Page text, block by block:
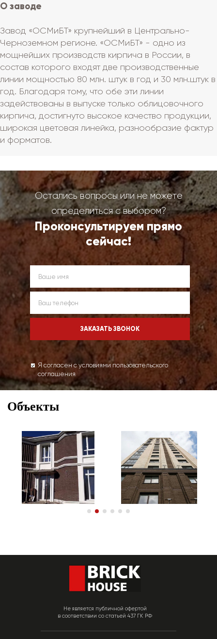
О заводе
Завод «ОСМиБТ» крупнейший в Центрально-
Черноземном регионе. «ОСМиБТ» - одно из
мощнейших производств кирпича в России, в
состав которого входят две производственные
линии мощностью 80 млн. штук в год и 30 млн.штук в
год. Благодаря тому, что обе эти линии
задействованы в выпуске только облицовочного
кирпича, достигнуто высокое качество продукции,
широкая цветовая линейка, разнообразие фактур
и форматов.
Остались вопросы или не можете
определиться с выбором?
Проконсультируем прямо
сейчас!
Я согласен с условиями пользовательского
соглашения
Объекты
Не является публичной офертой
в соответствии со статьей 437 ГК РФ